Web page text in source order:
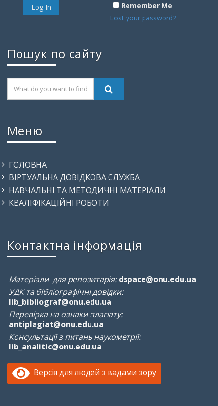
Remember Me
Lost your password?
Пошук по сайту
Меню
ГОЛОВНА
ВІРТУАЛЬНА ДОВІДКОВА СЛУЖБА
НАВЧАЛЬНІ ТА МЕТОДИЧНІ МАТЕРІАЛИ
КВАЛІФІКАЦІЙНІ РОБОТИ
Контактна інформація
Матеріали для репозитарія: dspace@onu.edu.ua
УДК та бібліографічні довідки:
lib_bibliograf@onu.edu.ua
Перевірка на ознаки плагіату:
antiplagiat@onu.edu.ua
Консультації з питань наукометрії:
lib_analitic@onu.edu.ua
Версія для людей з вадами зору